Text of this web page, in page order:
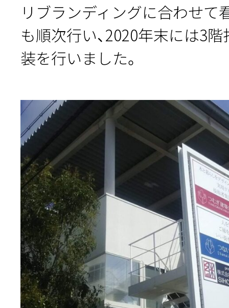
リブランディングに合わせて
も順次行い、2020年末には3
装を行いました。